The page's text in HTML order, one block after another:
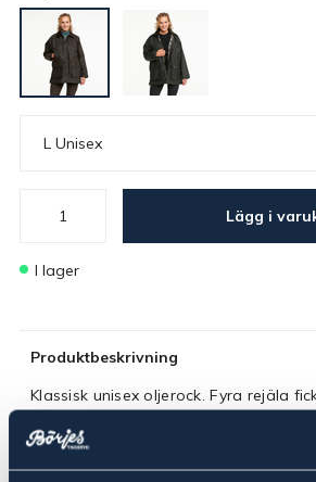
L Unisex
Lägg i
I lager
Produktbeskrivning
Klassisk unisex oljerock. Fyra rejäla
mässingdragkedja. För vax till
Material: Vaxad bomull. Rutigt